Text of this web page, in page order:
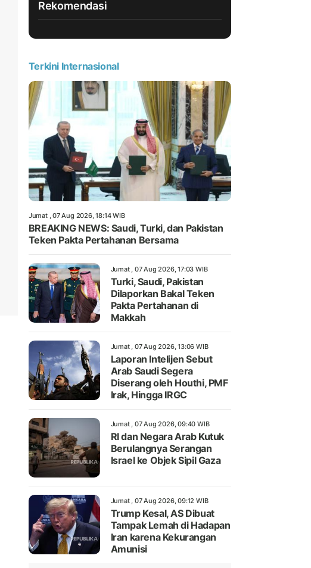
Rekomendasi
Terkini Internasional
Jumat , 07 Aug 2026, 18:14 WIB
BREAKING NEWS: Saudi, Turki, dan Pakistan
Teken Pakta Pertahanan Bersama
Jumat , 07 Aug 2026, 17:03 WIB
Turki, Saudi, Pakistan
Dilaporkan Bakal Teken
Pakta Pertahanan di
Makkah
Jumat , 07 Aug 2026, 13:06 WIB
Laporan Intelijen Sebut
Arab Saudi Segera
Diserang oleh Houthi, PMF
Irak, Hingga IRGC
Jumat , 07 Aug 2026, 09:40 WIB
RI dan Negara Arab Kutuk
Berulangnya Serangan
Israel ke Objek Sipil Gaza
Jumat , 07 Aug 2026, 09:12 WIB
Trump Kesal, AS Dibuat
Tampak Lemah di Hadapan
Iran karena Kekurangan
Amunisi